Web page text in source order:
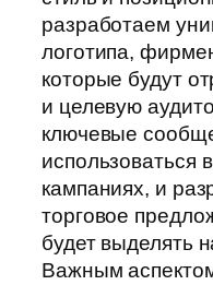
разработаем
логотипа,
которые будут
и целевую
ключевые
использоваться
кампаниях, и
торговое
будет выделять
Важным